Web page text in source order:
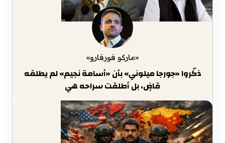
«ماركو فورفارو»
ذكّروا «جورجا ميلوني» بأن «أسامة نجيم» لم يطلقه
قاضٍ، بل أطلقت سراحه هي